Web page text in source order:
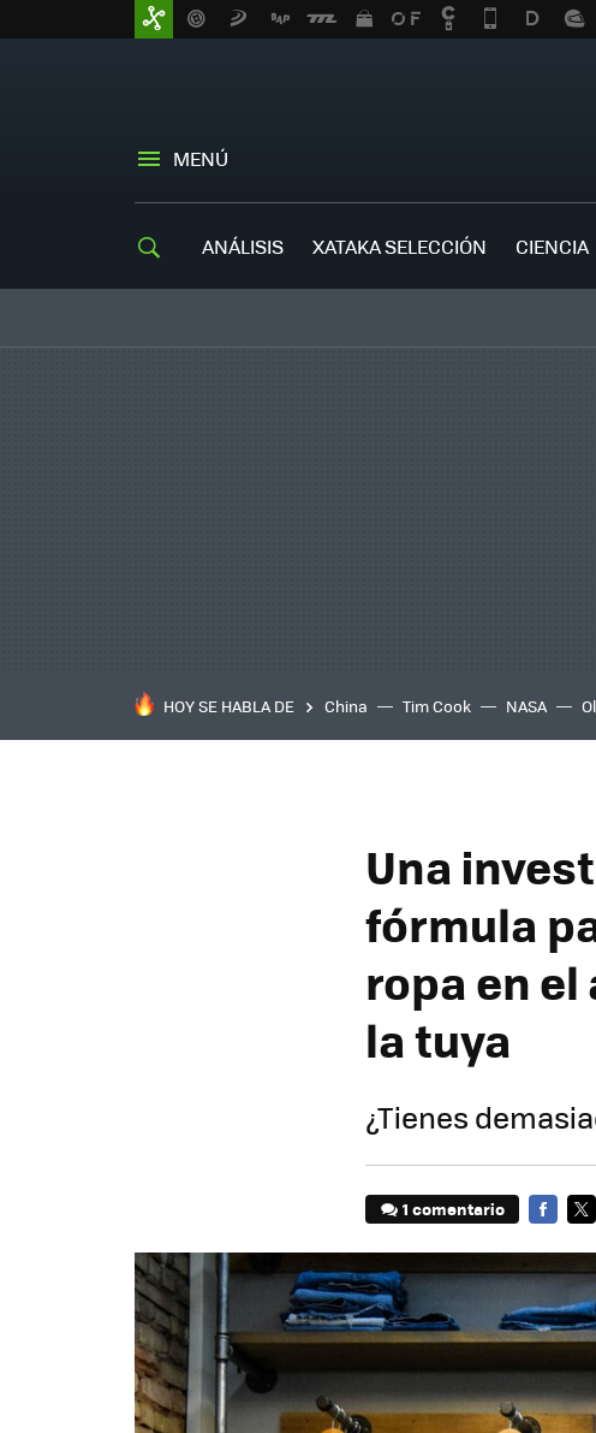
MENÚ
ANÁLISIS XATAKA SELECCIÓN CIENCIA
HOY SE HABLA DE China Tim Cook NASA
Una
fórmula
ropa en el
la tuya
¿Tienes
1 comentario